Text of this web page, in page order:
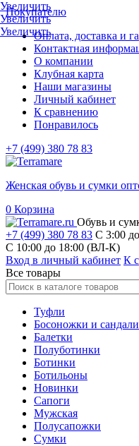
Покупателю
Оплата, доставка и
Контактная
О компании
Клубная карта
Наши магазины
Личный кабинет
К сравнению
Понравилось
+7 (499) 380 78 83
Женская обувь и сумки
0 Корзина
Обувь и
+7 (499) 380 78 83 С 3:00
C 10:00 до 18:00 (ВЛ-К)
Вход в личный кабинет К
Все товары
Туфли
Босоножки и
Балетки
Полуботинки
Ботинки
Ботильоны
Новинки
Сапоги
Мужская
Полусапожки
Сумки
Увеличить
Увеличить
Увеличить